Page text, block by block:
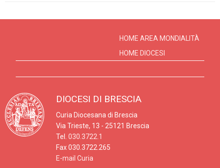
DIOCESI DI BRESCIA
Curia Diocesana di Brescia
Via Trieste, 13 - 25121 Brescia
Tel. 030.3722.1
Fax 030.3722.265
E-mail Curia
HOME AREA MONDIALITÀ
HOME DIOCESI